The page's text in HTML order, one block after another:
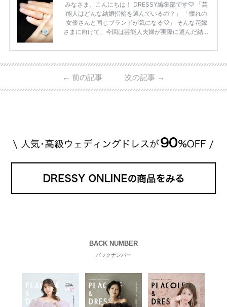
みなさま、こんにちは！ DRESSY編集部です♡ 「芸
能人はどんな結婚指輪を選んでいるの？」 「憧れの
女優さんと同じブランドが気になる♡」 そんな花嫁
さまに向けて、今回は芸能人夫婦が実際に選んだ結婚
ーウィンストンやカルティエ、ティファニーなど世界
日本で人気のブランドまで幅広くご紹介。 さらに、
・愛用している芸能人夫婦 ・リングの特徴や魅力 ・
← 前の記事 次の記事 →
BACK NUMBER
バックナンバー